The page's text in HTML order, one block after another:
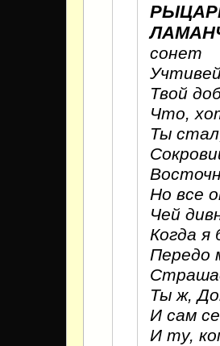
сонет
Твой
Что,
Ты
Но все
Чей
Когда я
Передо
Ты ж,
И сам
И ту,